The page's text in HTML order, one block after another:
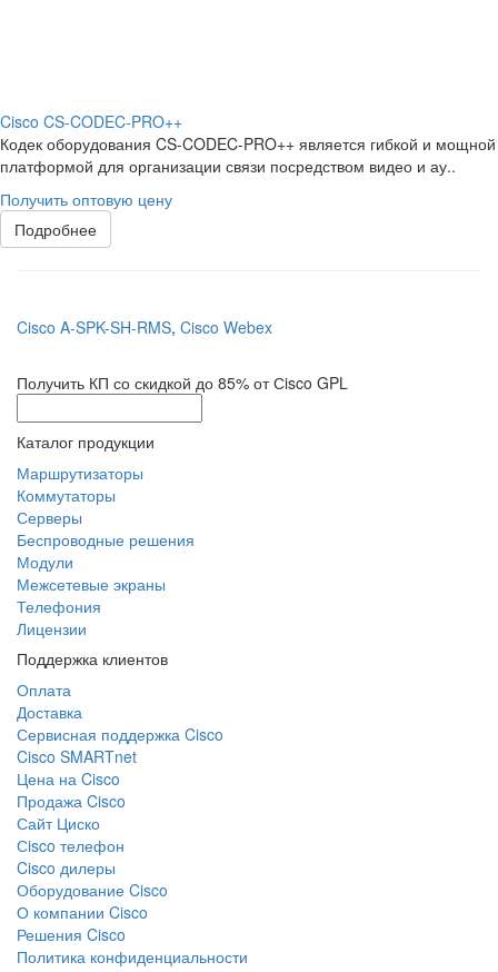
Cisco CS-CODEC-PRO++
Кодек оборудования CS-CODEC-PRO++ является гибкой и мощной
платформой для организации связи посредством видео и ау..
Получить оптовую цену
Подробнее
Cisco A-SPK-SH-RMS, Cisco Webex
Получить КП со скидкой до 85% от Сisco GPL
Каталог продукции
Маршрутизаторы
Коммутаторы
Серверы
Беспроводные решения
Модули
Межсетевые экраны
Телефония
Лицензии
Поддержка клиентов
Оплата
Доставка
Сервисная поддержка Cisco
Cisco SMARTnet
Цена на Cisco
Продажа Cisco
Сайт Циско
Сisco телефон
Cisco дилеры
Оборудование Cisco
О компании Cisco
Решения Cisco
Политика конфиденциальности